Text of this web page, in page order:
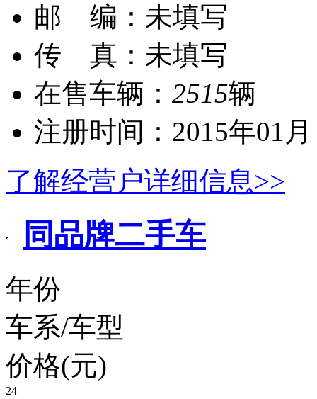
邮 编：未填写
传 真：未填写
在售车辆： 2515辆
注册时间：2015年01月
了解经营户详细信息>>
同品牌二手车
年份
车系/车型
价格(元)
24